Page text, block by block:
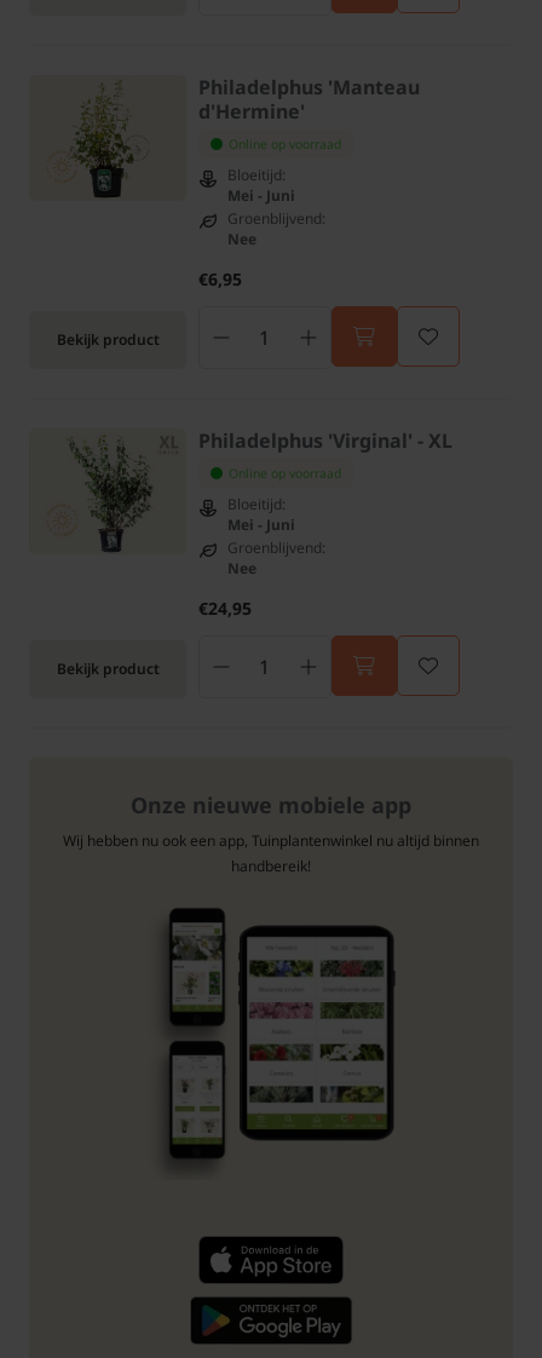
Bekijk product
Philadelphus 'Manteau
d'Hermine'
Online op voorraad
Bloeitijd:
Mei - Juni
Groenblijvend:
Nee
€6,95
Bekijk product
Philadelphus 'Virginal' - XL
Online op voorraad
Bloeitijd:
Mei - Juni
Groenblijvend:
Nee
€24,95
Onze nieuwe mobiele app
Wij hebben nu ook een app, Tuinplantenwinkel nu altijd binnen
handbereik!